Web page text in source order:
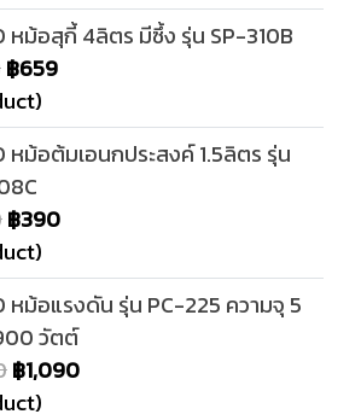
หม้อสุกี้ 4ลิตร มีซึ้ง รุ่น SP-310B
฿659
หม้อต้มเอนกประสงค์ 1.5ลิตร รุ่น
฿390
หม้อแรงดัน รุ่น PC-225 ความจุ 5
วัตต์
฿1,090